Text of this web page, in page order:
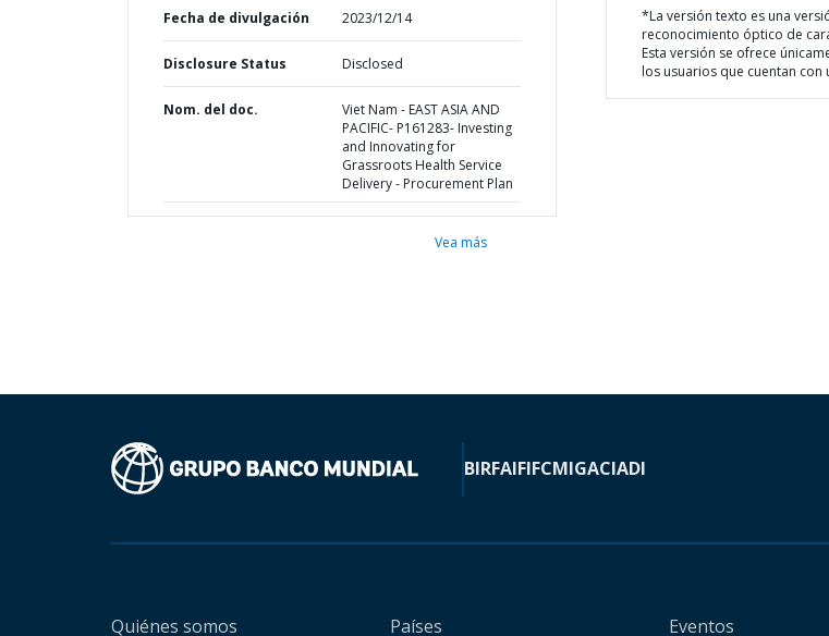
Fecha de divulgación 2023/12/14
Disclosure Status Disclosed
Nom. del doc.
Viet Nam - EAST ASIA AND
PACIFIC- P161283- Investing
and Innovating for
Grassroots Health Service
Delivery - Procurement Plan
Vea más
*La versión texto es una
reconocimiento óptico de
Esta versión se ofrece
los usuarios que cuentan con
BIRFAIFIFCMIGACIADI
Quiénes somos Países Eventos